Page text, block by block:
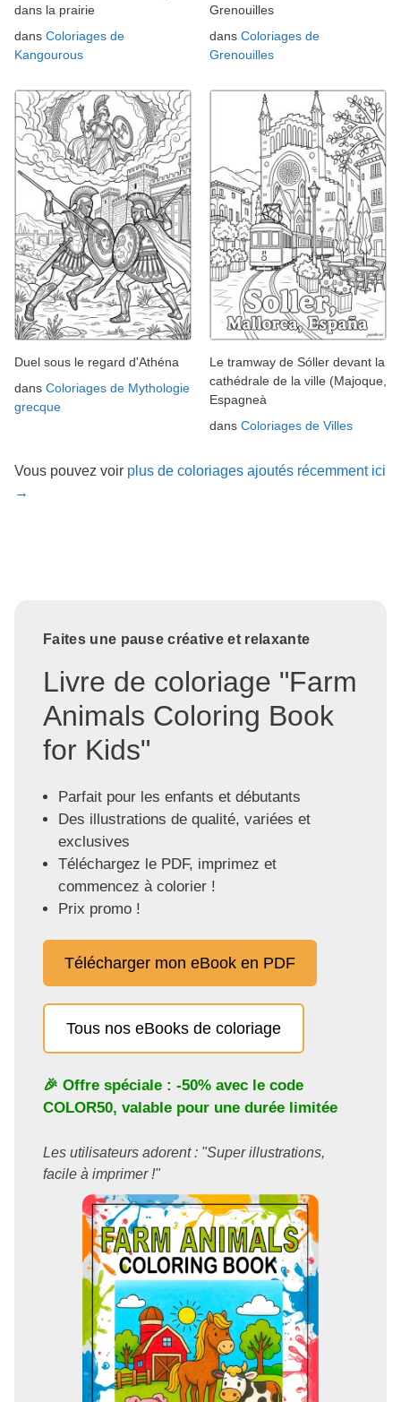
dans la prairie
dans Coloriages de
Kangourous
Grenouilles
dans Coloriages de
Grenouilles
Duel sous le regard d'Athéna
dans Coloriages de Mythologie
grecque
Le tramway de Sóller devant la
cathédrale de la ville (Majoque,
Espagneà
dans Coloriages de Villes
Vous pouvez voir plus de coloriages ajoutés récemment ici
→
Faites une pause créative et relaxante
Livre de coloriage "Farm
Animals Coloring Book
for Kids"
Parfait pour les enfants et débutants
Des illustrations de qualité, variées et
exclusives
Téléchargez le PDF, imprimez et
commencez à colorier !
Prix promo !
Télécharger mon eBook en PDF
Tous nos eBooks de coloriage
🎉 Offre spéciale : -50% avec le code
COLOR50, valable pour une durée limitée
Les utilisateurs adorent : "Super illustrations,
facile à imprimer !"